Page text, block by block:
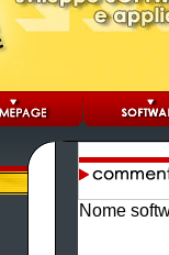
Nome